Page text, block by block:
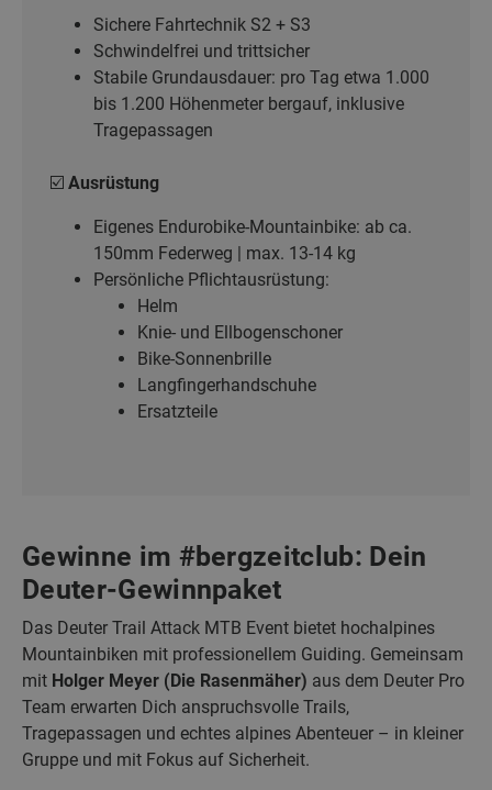
Sichere Fahrtechnik S2 + S3
Schwindelfrei und trittsicher
Stabile Grundausdauer: pro Tag etwa 1.000
bis 1.200 Höhenmeter bergauf, inklusive
Tragepassagen
☑️ Ausrüstung
Eigenes Endurobike-Mountainbike: ab ca.
150mm Federweg | max. 13-14 kg
Persönliche Pflichtausrüstung:
Helm
Knie- und Ellbogenschoner
Bike-Sonnenbrille
Langfingerhandschuhe
Ersatzteile
Gewinne im #bergzeitclub: Dein
Deuter-Gewinnpaket
Das Deuter Trail Attack MTB Event bietet hochalpines
Mountainbiken mit professionellem Guiding. Gemeinsam
mit Holger Meyer (Die Rasenmäher) aus dem Deuter Pro
Team erwarten Dich anspruchsvolle Trails,
Tragepassagen und echtes alpines Abenteuer – in kleiner
Gruppe und mit Fokus auf Sicherheit.